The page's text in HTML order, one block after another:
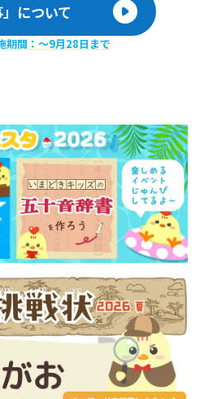
」について
期間：〜9月28日まで